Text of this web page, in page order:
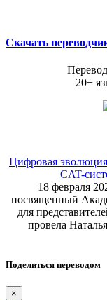
Скачать
20+
Цифровая эволюция
CAT-
18 февраля
посвященный
для
провела
Поделиться переводом
×